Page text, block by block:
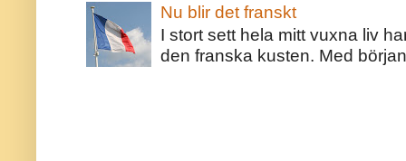
Nu blir det franskt
I stort sett hela mitt vuxna liv
den franska kusten. Med